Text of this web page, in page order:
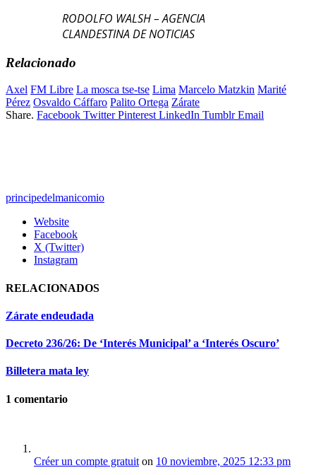
RODOLFO WALSH – AGENCIA
CLANDESTINA DE NOTICIAS
Relacionado
Axel FM Libre La mosca tse-tse Lima Marcelo Matzkin Marité
Pérez Osvaldo Cáffaro Palito Ortega Zárate
Share. Facebook Twitter Pinterest LinkedIn Tumblr Email
principedelmanicomio
Website
Facebook
X (Twitter)
Instagram
RELACIONADOS
Zárate endeudada
Decreto 236/26: De ‘Interés Municipal’ a ‘Interés Oscuro’
Billetera mata ley
1 comentario
Créer un compte gratuit on 10 noviembre, 2025 12:33 pm